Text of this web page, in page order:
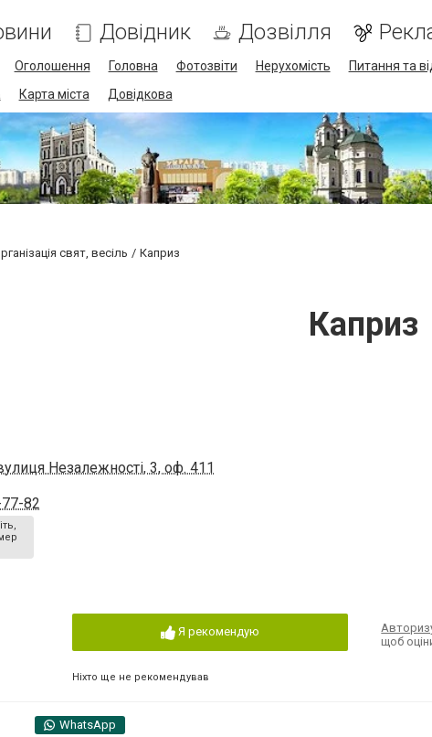
Довідник Дозвілля
Оголошення Головна Фотозвіти Нерухомість Питання та
Карта міста Довідкова
свят, весіль Каприз
Каприз
Незалежності, 3, оф. 411
82
Я рекомендую
Ніхто ще не рекомендував
щоб
WhatsApp